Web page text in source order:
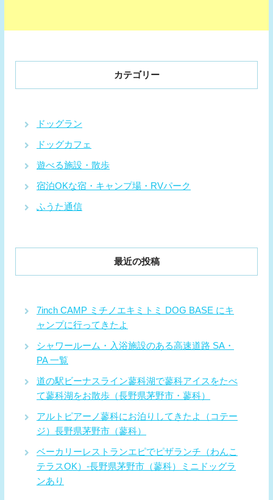
カテゴリー
ドッグラン
ドッグカフェ
遊べる施設・散歩
宿泊OKな宿・キャンプ場・RVパーク
ふうた通信
最近の投稿
7inch CAMP ミチノエキミトミ DOG BASE にキ
ャンプに行ってきたよ
シャワールーム・入浴施設のある高速道路 SA・
PA 一覧
道の駅ビーナスライン蓼科湖で蓼科アイスをたべ
て蓼科湖をお散歩（長野県茅野市・蓼科）
アルトピアーノ蓼科にお泊りしてきたよ（コテー
ジ）長野県茅野市（蓼科）
ベーカリーレストランエピでピザランチ（わんこ
テラスOK）-長野県茅野市（蓼科）ミニドッグラ
ンあり